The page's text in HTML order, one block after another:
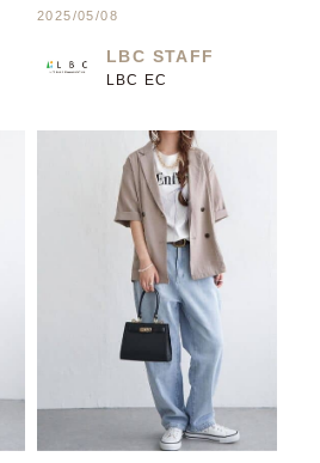
2025/05/08
LBC STAFF
LBC EC